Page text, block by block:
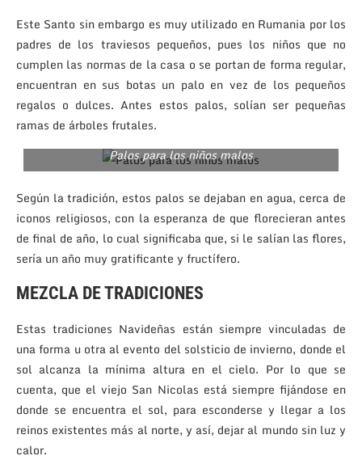
Este Santo sin embargo es muy utilizado en Rumania por los
padres de los traviesos pequeños, pues los niños que no
cumplen las normas de la casa o se portan de forma regular,
encuentran en sus botas un palo en vez de los pequeños
regalos o dulces. Antes estos palos, solían ser pequeñas
ramas de árboles frutales.
Palos para los niños malos
Según la tradición, estos palos se dejaban en agua, cerca de
iconos religiosos, con la esperanza de que florecieran antes
de final de año, lo cual significaba que, si le salían las flores,
sería un año muy gratificante y fructífero.
MEZCLA DE TRADICIONES
Estas tradiciones Navideñas están siempre vinculadas de
una forma u otra al evento del solsticio de invierno, donde el
sol alcanza la mínima altura en el cielo. Por lo que se
cuenta, que el viejo San Nicolas está siempre fijándose en
donde se encuentra el sol, para esconderse y llegar a los
reinos existentes más al norte, y así, dejar al mundo sin luz y
calor.